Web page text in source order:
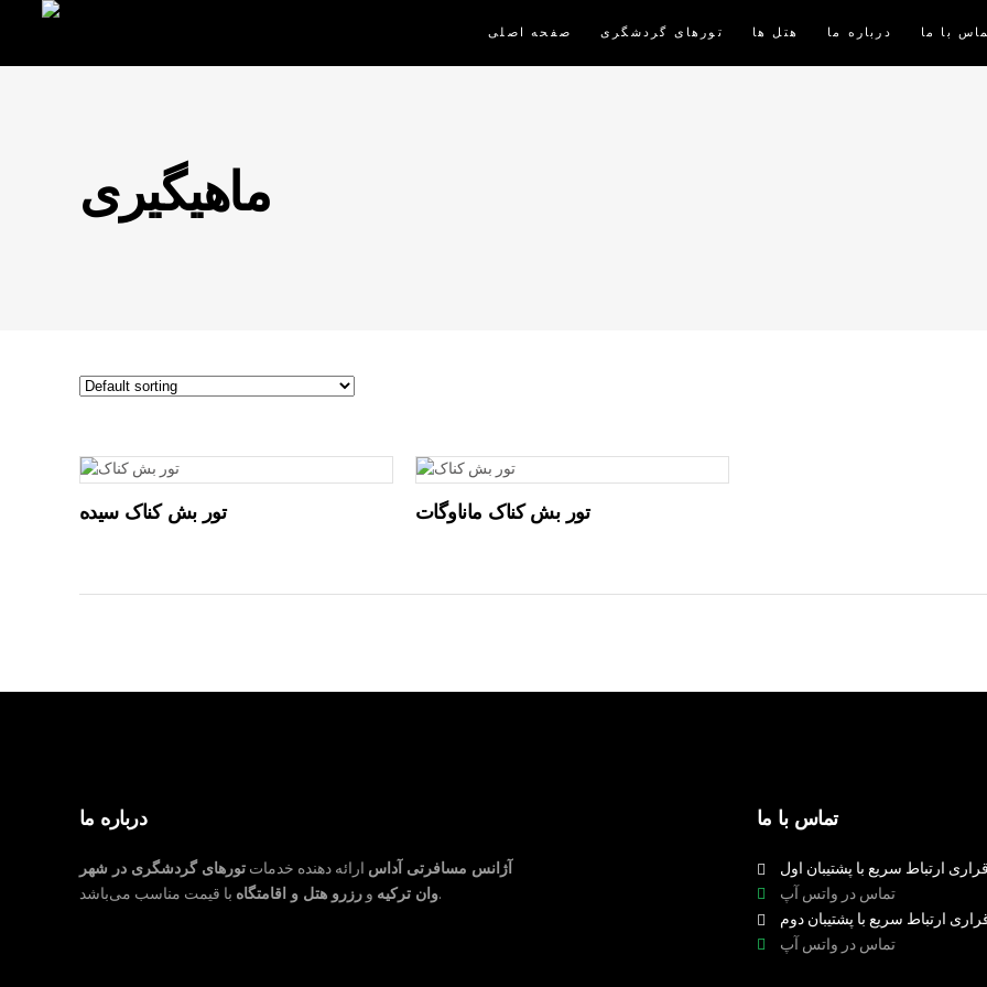
صفحه اصلی تورهای گردشگری هتل ها درباره ما با ما
ماهیگیری
تور بش کناک سیده تور بش کناک ماناوگات
درباره ما
آژانس مسافرتی آداس ارائه دهنده خدماتتورهای گردشگری در شهر
وان ترکیه ورزرو هتل و اقامتگاه با قیمت مناسب می‌باشد.
تماس با ما
ارتباط سریع با پشتیبان اول
تماس در واتس آپ
ارتباط سریع با پشتیبان دوم
تماس در واتس آپ